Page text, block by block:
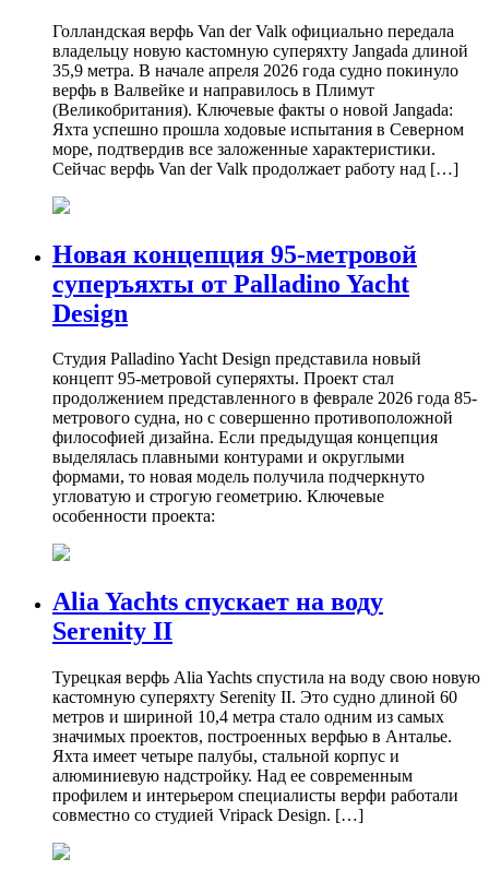
Голландская верфь Van der Valk официально передала
владельцу новую кастомную суперяхту Jangada длиной
35,9 метра. В начале апреля 2026 года судно покинуло
верфь в Валвейке и направилось в Плимут
(Великобритания). Ключевые факты о новой Jangada:
Яхта успешно прошла ходовые испытания в Северном
море, подтвердив все заложенные характеристики.
Сейчас верфь Van der Valk продолжает работу над […]
Новая концепция 95-метровой
суперъяхты от Palladino Yacht
Design
Студия Palladino Yacht Design представила новый
концепт 95-метровой суперяхты. Проект стал
продолжением представленного в феврале 2026 года 85-
метрового судна, но с совершенно противоположной
философией дизайна. Если предыдущая концепция
выделялась плавными контурами и округлыми
формами, то новая модель получила подчеркнуто
угловатую и строгую геометрию. Ключевые
особенности проекта:
Alia Yachts спускает на воду
Serenity II
Турецкая верфь Alia Yachts спустила на воду свою новую
кастомную суперяхту Serenity II. Это судно длиной 60
метров и шириной 10,4 метра стало одним из самых
значимых проектов, построенных верфью в Анталье.
Яхта имеет четыре палубы, стальной корпус и
алюминиевую надстройку. Над ее современным
профилем и интерьером специалисты верфи работали
совместно со студией Vripack Design. […]